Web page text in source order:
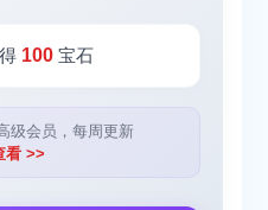
100宝石
级会员，每周更新
看 >>